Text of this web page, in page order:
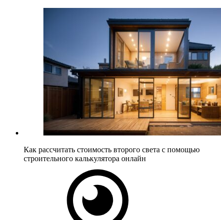
Как рассчитать стоимость второго света с помощью
строительного калькулятора онлайн